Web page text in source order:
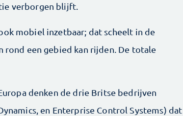
verborgen blijft.
mobiel inzetbaar; dat scheelt in de
rond een gebied kan rijden. De totale
denken de drie Britse bedrijven
en Enterprise Control Systems) dat